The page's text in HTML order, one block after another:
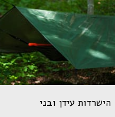
הישרדות עידן ובני